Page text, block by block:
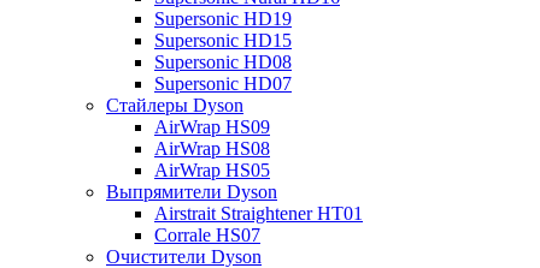
Supersonic HD19
Supersonic HD15
Supersonic HD08
Supersonic HD07
Стайлеры Dyson
AirWrap HS09
AirWrap HS08
AirWrap HS05
Выпрямители Dyson
Airstrait Straightener HT01
Corrale HS07
Очистители Dyson